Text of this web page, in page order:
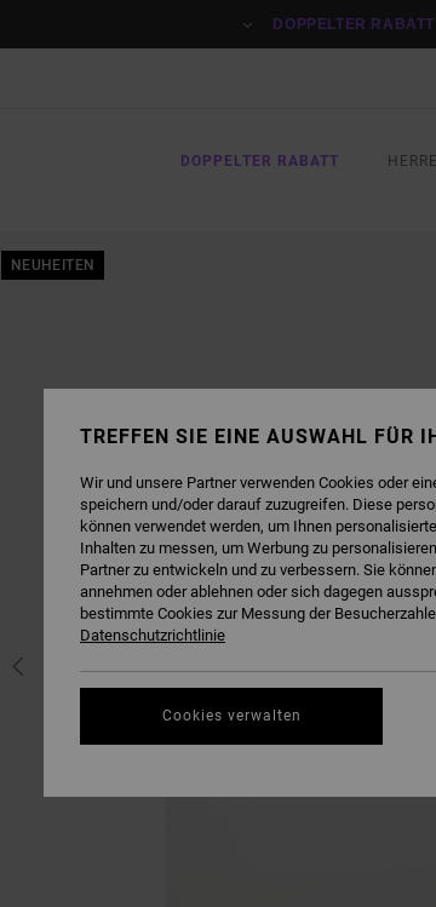
DOPPELTER RABATT
DOPPELTER RABATT
NEUHEITEN
TREFFEN SIE EINE AUSWAHL FÜR
Wir und unsere Partner verwenden Cookies oder
speichern und/oder darauf zuzugreifen. Diese
können verwendet werden, um Ihnen
Inhalten zu messen, um Werbung zu
Partner zu entwickeln und zu verbessern. Sie
annehmen oder ablehnen oder sich dagegen
bestimmte Cookies zur Messung der
Datenschutzrichtlinie
Cookies verwalten